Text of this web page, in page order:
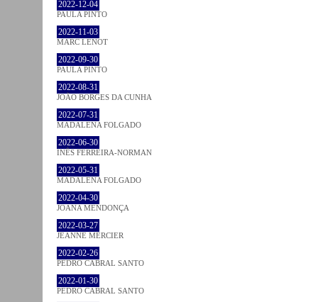
2022-12-04
PAULA PINTO
2022-11-03
MARC LENOT
2022-09-30
PAULA PINTO
2022-08-31
JOÃO BORGES DA CUNHA
2022-07-31
MADALENA FOLGADO
2022-06-30
INÊS FERREIRA-NORMAN
2022-05-31
MADALENA FOLGADO
2022-04-30
JOANA MENDONÇA
2022-03-27
JEANNE MERCIER
2022-02-26
PEDRO CABRAL SANTO
2022-01-30
PEDRO CABRAL SANTO